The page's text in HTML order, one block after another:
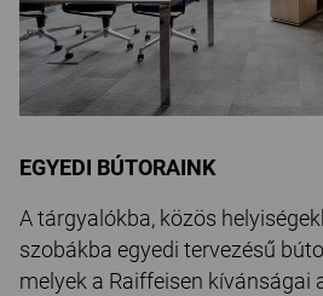
EGYEDI BÚTORAINK
A tárgyalókba, közös
szobákba egyedi tervezésű
melyek a Raiffeisen kívánságai